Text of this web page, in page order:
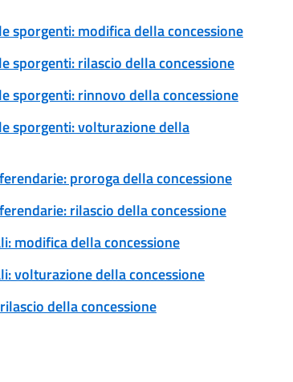
sporgenti: modifica della concessione
sporgenti: rilascio della concessione
sporgenti: rinnovo della concessione
sporgenti: volturazione della
proroga della concessione
rilascio della concessione
modifica della concessione
volturazione della concessione
della concessione